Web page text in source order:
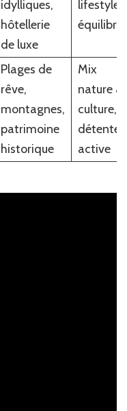
idylliques,
hôtellerie
de luxe
lifestyle
équilibré
Plages de
rêve,
montagnes,
patrimoine
historique
Mix
nature &
culture,
détente
active